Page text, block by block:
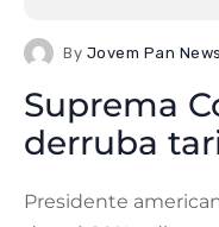
By Jovem Pan
Suprema
derruba
Presidente